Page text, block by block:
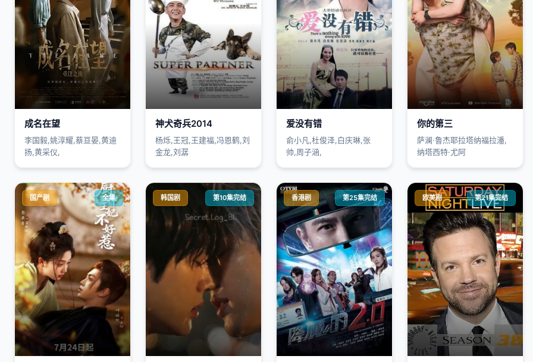
成名在望
李国毅,姚淳耀,蔡亘晏,黄迪
扬,黄采仪,
神犬奇兵2014
杨烁,王冠,王建福,冯恩鹤,刘
金龙,刘潺
爱没有错
俞小凡,杜俊泽,白庆琳,张
帅,周子涵,
你的第三
萨澜·鲁杰耶拉塔纳福拉潘,
纳塔西特·尤阿
国产剧 全集 韩国剧 第10集完结 香港剧 第25集完结 欧美剧 第21集完结